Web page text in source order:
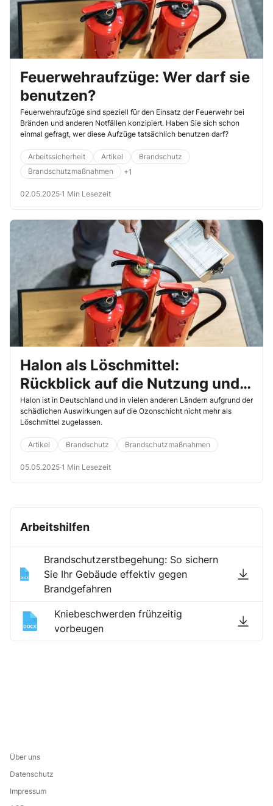
Feuerwehraufzüge: Wer darf sie
benutzen?
Feuerwehraufzüge sind speziell für den Einsatz der Feuerwehr bei
Bränden und anderen Notfällen konzipiert. Haben Sie sich schon
einmal gefragt, wer diese Aufzüge tatsächlich benutzen darf?
Arbeitssicherheit Artikel
Brandschutz
Brandschutzmaßnahmen
+1
02.05.2025·1 Min Lesezeit
Halon als Löschmittel:
Rückblick auf die Nutzung und
heutige Einschränkungen
Halon ist in Deutschland und in vielen anderen Ländern aufgrund der
schädlichen Auswirkungen auf die Ozonschicht nicht mehr als
Löschmittel zugelassen.
Artikel Brandschutz Brandschutzmaßnahmen
05.05.2025·1 Min Lesezeit
Arbeitshilfen
Brandschutzerstbegehung: So sichern
Sie Ihr Gebäude effektiv gegen
Brandgefahren
Kniebeschwerden frühzeitig
vorbeugen
Über uns
Datenschutz
Impressum